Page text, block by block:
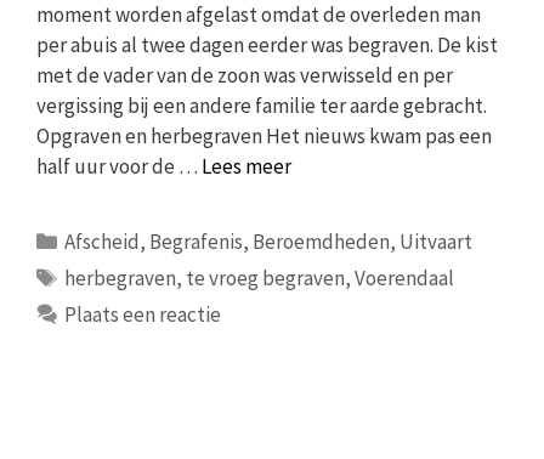
moment worden afgelast omdat de overleden man
per abuis al twee dagen eerder was begraven. De kist
met de vader van de zoon was verwisseld en per
vergissing bij een andere familie ter aarde gebracht.
Opgraven en herbegraven Het nieuws kwam pas een
half uur voor de … Lees meer
Categorieën
Afscheid, Begrafenis, Beroemdheden, Uitvaart
Tags
herbegraven, te vroeg begraven,Voerendaal
Plaats een reactie